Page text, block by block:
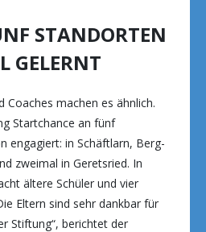
STANDORTEN
GELERNT
Coaches machen es ähnlich.
Startchance an fünf
engagiert: in Schäftlarn, Berg-
zweimal in Geretsried. In
ältere Schüler und vier
Eltern sind sehr dankbar für
Stiftung“, berichtet der